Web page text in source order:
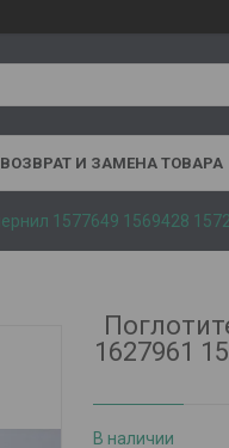
ВОЗВРАТ И ЗАМЕНА ТОВАРА
1627961
В наличии